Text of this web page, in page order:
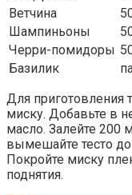
Ветчина
Шампиньоны
Черри-помидоры
Базилик
Для приготовления
миску. Добавьте в
масло. Залейте 200
вымешайте тесто
Покройте миску
поднятия.